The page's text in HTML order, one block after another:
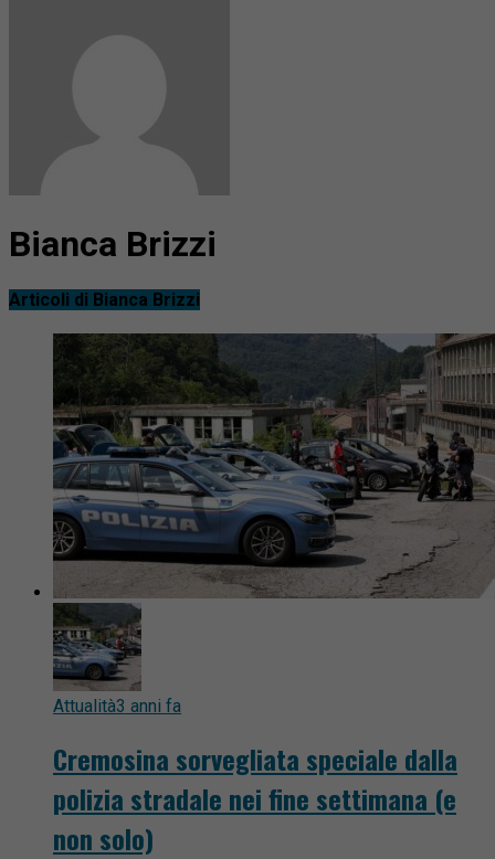
Bianca Brizzi
Articoli di Bianca Brizzi
Attualità3 anni fa
Cremosina sorvegliata speciale dalla
polizia stradale nei fine settimana (e
non solo)